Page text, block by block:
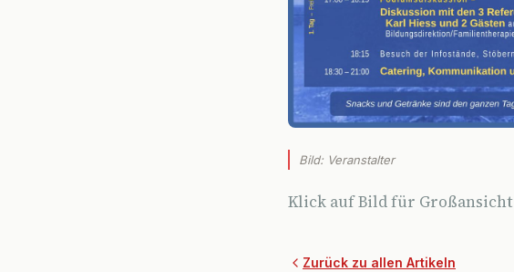
Bild: Veranstalter
Klick auf Bild für Großansicht
Zurück zu allen Artikeln